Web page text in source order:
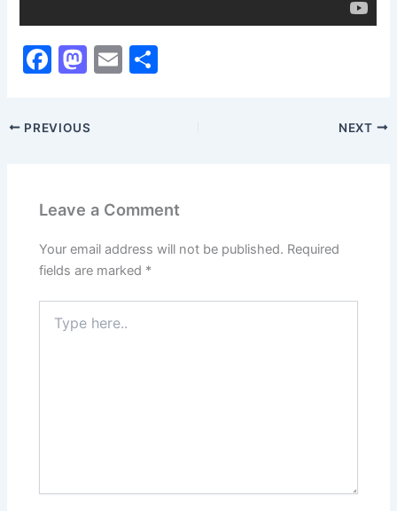
F
c
e
o
k
M
st
o
o
E
PREVIOUS NEXT
Leave a Comment
Your email address will not be published. Required
fields are marked *
here..